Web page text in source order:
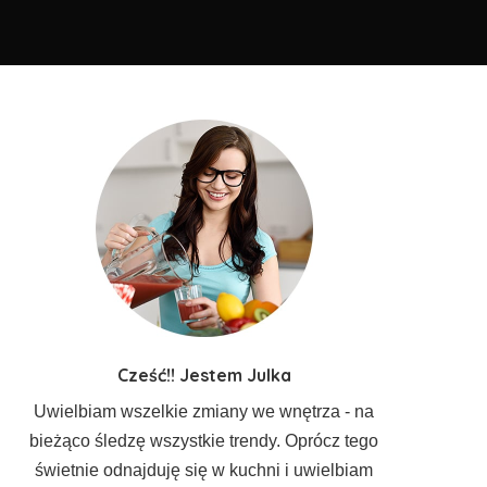
Cześć!! Jestem Julka
Uwielbiam wszelkie zmiany we wnętrza - na
bieżąco śledzę wszystkie trendy. Oprócz tego
świetnie odnajduję się w kuchni i uwielbiam